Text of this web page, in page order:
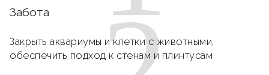
Забота
Закрыть аквариумы и клетки с животными,
обеспечить подход к стенам и плинтусам